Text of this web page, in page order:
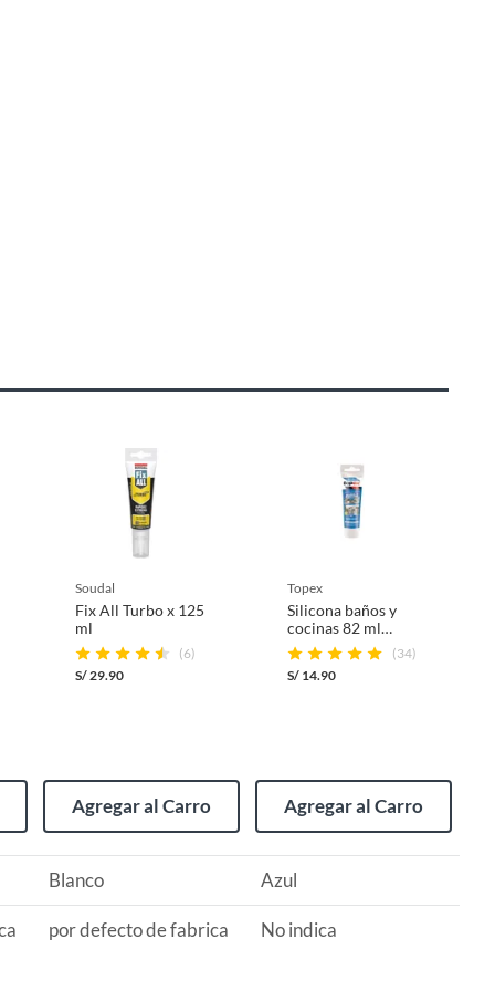
soudal
Fix All Turbo x 125
ml
(6)
S/ 29.90
Agregar al Carro
topex
Silicona baños y
cocinas 82 ml
blanca
(34)
S/ 14.90
Agregar al Carro
Blanco Azul
por defecto de fabrica No indica